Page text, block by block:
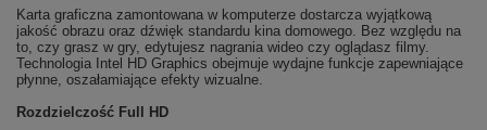
Karta graficzna zamontowana w komputerze dostarcza wyjątkową
jakość obrazu oraz dźwięk standardu kina domowego. Bez względu na
to, czy grasz w gry, edytujesz nagrania wideo czy oglądasz filmy.
Technologia Intel HD Graphics obejmuje wydajne funkcje zapewniające
płynne, oszałamiające efekty wizualne.
Rozdzielczość Full HD